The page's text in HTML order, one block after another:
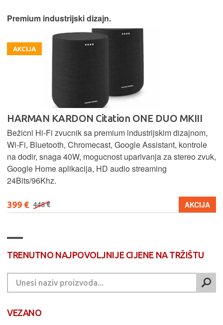
Premium industrijski dizajn.
AKCIJA
HARMAN KARDON Citation ONE DUO MKIII
Bežicni Hi-Fi zvucnik sa premium industrijskim dizajnom,
Wi-Fi, Bluetooth, Chromecast, Google Assistant, kontrole
na dodir, snaga 40W, mogucnost uparivanja za stereo zvuk,
Google Home aplikacija, HD audio streaming
24Bits/96Khz.
399 € 448 € AKCIJA
TRENUTNO NAJPOVOLJNIJE CIJENE NA TRŽIŠTU
VEZANO